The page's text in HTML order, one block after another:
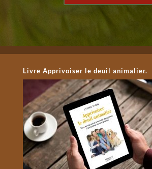
Livre Apprivoiser le deuil animalier.